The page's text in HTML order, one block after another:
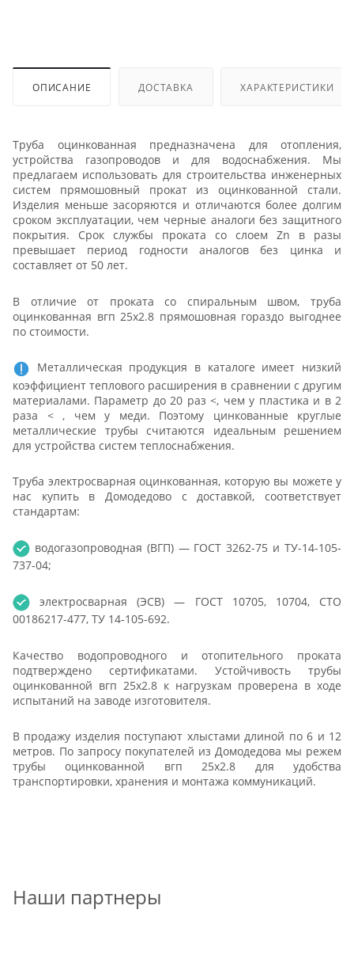
ОПИСАНИЕ ДОСТАВКА ХАРАКТЕРИСТИКИ
Труба оцинкованная предназначена для отопления,
устройства газопроводов и для водоснабжения. Мы
предлагаем использовать для строительства инженерных
систем прямошовный прокат из оцинкованной стали.
Изделия меньше засоряются и отличаются более долгим
сроком эксплуатации, чем черные аналоги без защитного
покрытия. Срок службы проката со слоем Zn в разы
превышает период годности аналогов без цинка и
составляет от 50 лет.
В отличие от проката со спиральным швом, труба
оцинкованная вгп 25x2.8 прямошовная гораздо выгоднее
по стоимости.
Металлическая продукция в каталоге имеет низкий
коэффициент теплового расширения в сравнении с другим
материалами. Параметр до 20 раз <, чем у пластика и в 2
раза < , чем у меди. Поэтому цинкованные круглые
металлические трубы считаются идеальным решением
для устройства систем теплоснабжения.
Труба электросварная оцинкованная, которую вы можете у
нас купить в Домодедово с доставкой, соответствует
стандартам:
водогазопроводная (ВГП) — ГОСТ 3262-75 и ТУ-14-105-
737-04;
электросварная (ЭСВ) — ГОСТ 10705, 10704, СТО
00186217-477, ТУ 14-105-692.
Качество водопроводного и отопительного проката
подтверждено сертификатами. Устойчивость трубы
оцинкованной вгп 25x2.8 к нагрузкам проверена в ходе
испытаний на заводе изготовителя.
В продажу изделия поступают хлыстами длиной по 6 и 12
метров. По запросу покупателей из Домодедова мы режем
трубы оцинкованной вгп 25x2.8 для удобства
транспортировки, хранения и монтажа коммуникаций.
Наши партнеры